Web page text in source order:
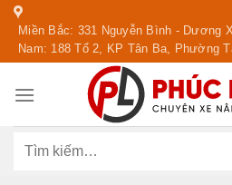
Skip
content
Miền Bắc: 331 Nguyễn Bình - Dương
Nam: 188 Tổ 2, KP Tân Ba, Phường
Tìm